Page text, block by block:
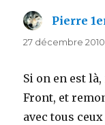
Pierre
27 décembre
Si on en est
Front, et
avec tous